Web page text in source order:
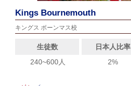
Kings Bournemouth
キングス ボーンマス校
生徒数 日本人比率
240~600人
2%